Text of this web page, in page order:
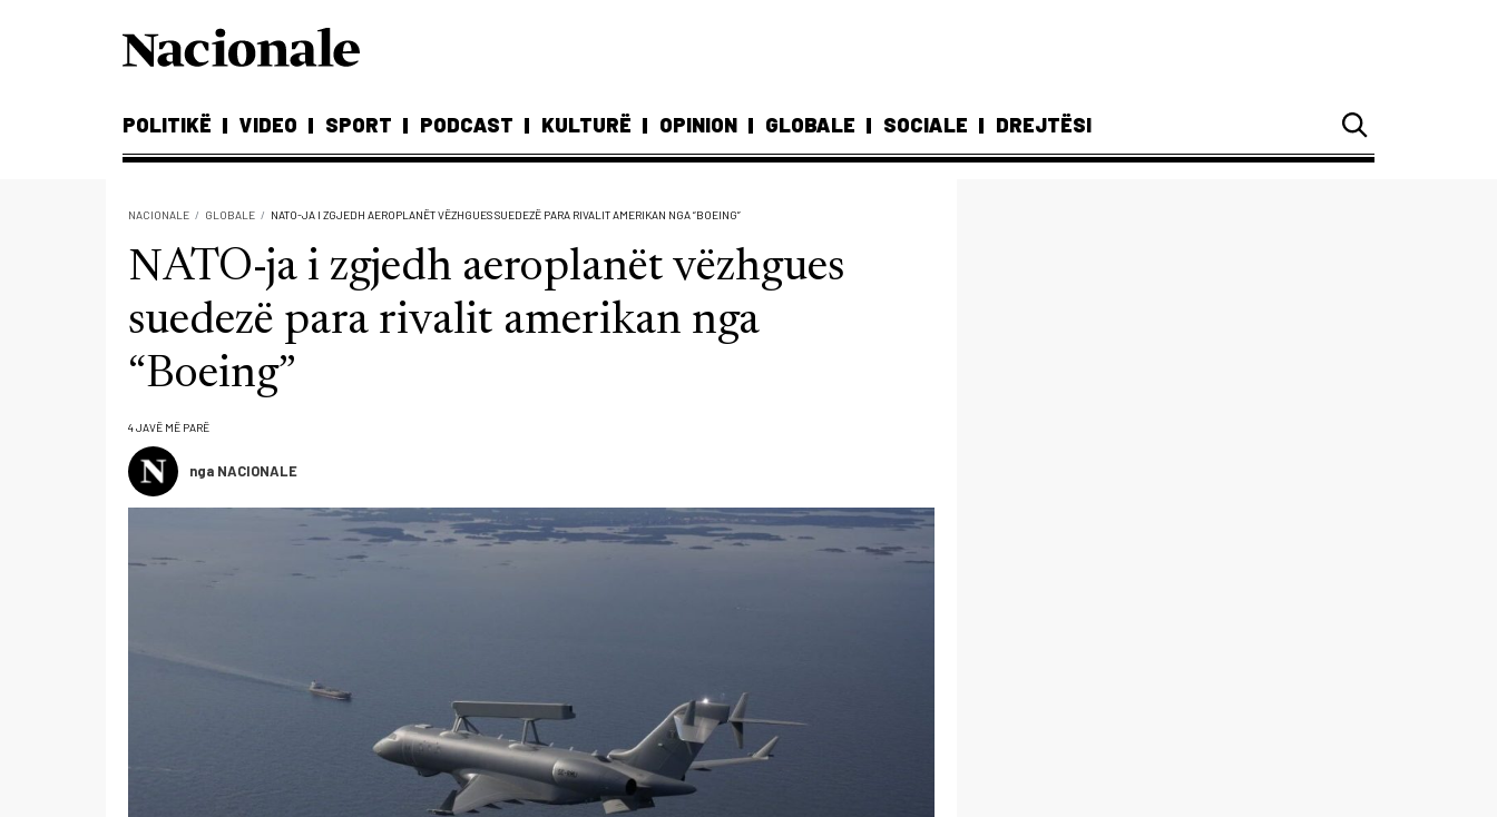
POLITIKË VIDEO SPORT PODCAST KULTURË OPINION GLOBALE SOCIALE DREJTËSI
NACIONALE GLOBALE NATO-JA I ZGJEDH AEROPLANËT VËZHGUES SUEDEZË PARA RIVALIT AMERIKAN NGA “BOEING”
NATO-ja i zgjedh aeroplanët vëzhgues
suedezë para rivalit amerikan nga
“Boeing”
4 JAVË MË PARË
nga NACIONALE